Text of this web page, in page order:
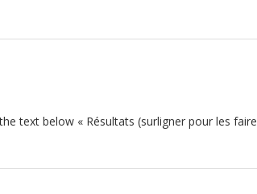
text below « Résultats (surligner pour les faire